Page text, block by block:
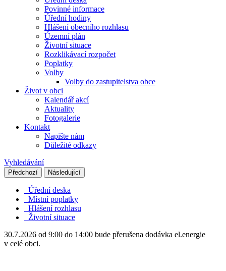
Povinné informace
Úřední hodiny
Hlášení obecního rozhlasu
Územní plán
Životní situace
Rozklikávací rozpočet
Poplatky
Volby
Volby do zastupitelstva obce
Život v obci
Kalendář akcí
Aktuality
Fotogalerie
Kontakt
Napište nám
Důležité odkazy
Vyhledávání
Předchozí Následující
Úřední deska
Místní poplatky
Hlášení rozhlasu
Životní situace
30.7.2026 od 9:00 do 14:00 bude přerušena dodávka el.energie
v celé obci.